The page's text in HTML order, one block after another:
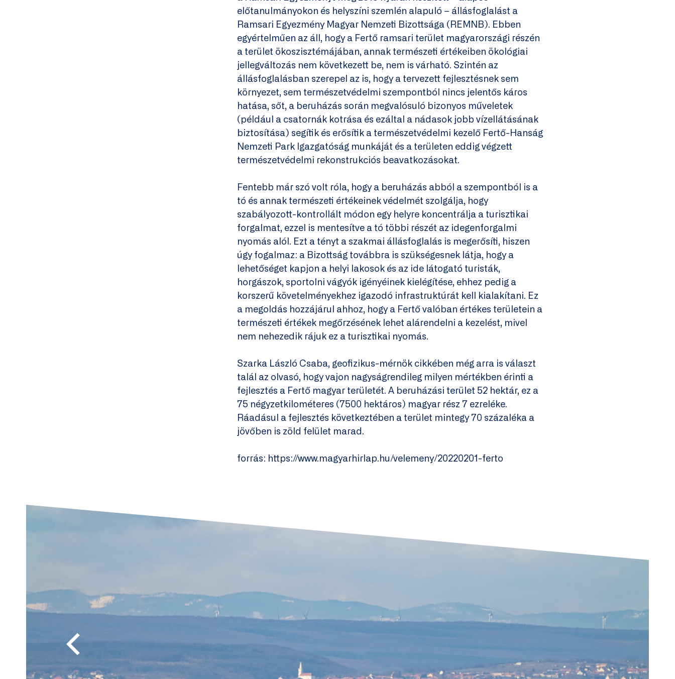
előtanulmányokon és helyszíni szemlén alapuló – állásfoglalást a
Ramsari Egyezmény Magyar Nemzeti Bizottsága (REMNB). Ebben
egyértelműen az áll, hogy a Fertő ramsari terület magyarországi részén
a terület ökoszisztémájában, annak természeti értékeiben ökológiai
jellegváltozás nem következett be, nem is várható. Szintén az
állásfoglalásban szerepel az is, hogy a tervezett fejlesztésnek sem
környezet, sem természetvédelmi szempontból nincs jelentős káros
hatása, sőt, a beruházás során megvalósuló bizonyos műveletek
(például a csatornák kotrása és ezáltal a nádasok jobb vízellátásának
biztosítása) segítik és erősítik a természetvédelmi kezelő Fertő-Hanság
Nemzeti Park Igazgatóság munkáját és a területen eddig végzett
természetvédelmi rekonstrukciós beavatkozásokat.
Fentebb már szó volt róla, hogy a beruházás abból a szempontból is a
tó és annak természeti értékeinek védelmét szolgálja, hogy
szabályozott-kontrollált módon egy helyre koncentrálja a turisztikai
forgalmat, ezzel is mentesítve a tó többi részét az idegenforgalmi
nyomás alól. Ezt a tényt a szakmai állásfoglalás is megerősíti, hiszen
úgy fogalmaz: a Bizottság továbbra is szükségesnek látja, hogy a
lehetőséget kapjon a helyi lakosok és az ide látogató turisták,
horgászok, sportolni vágyók igényéinek kielégítése, ehhez pedig a
korszerű követelményekhez igazodó infrastruktúrát kell kialakítani. Ez
a megoldás hozzájárul ahhoz, hogy a Fertő valóban értékes területein a
természeti értékek megőrzésének lehet alárendelni a kezelést, mivel
nem nehezedik rájuk ez a turisztikai nyomás.
Szarka László Csaba, geofizikus-mérnök cikkében még arra is választ
talál az olvasó, hogy vajon nagyságrendileg milyen mértékben érinti a
fejlesztés a Fertő magyar területét. A beruházási terület 52 hektár, ez a
75 négyzetkilométeres (7500 hektáros) magyar rész 7 ezreléke.
Ráadásul a fejlesztés következtében a terület mintegy 70 százaléka a
jövőben is zöld felület marad.
forrás: https://www.magyarhirlap.hu/velemeny/20220201-ferto